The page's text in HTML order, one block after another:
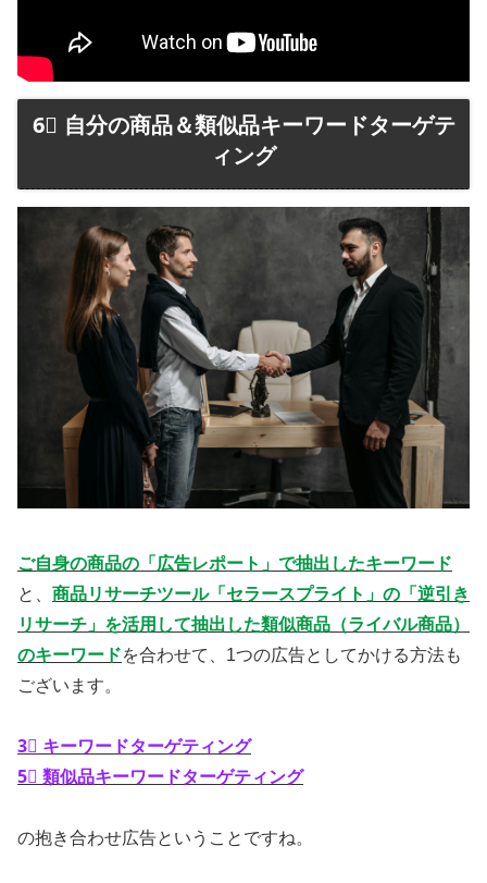
6⃣ 自分の商品＆類似品キーワードターゲテ
ィング
ご自身の商品の「広告レポート」で抽出したキーワード
と、 商品リサーチツール「セラースプライト」の「逆引き
リサーチ」を活用して抽出した類似商品（ライバル商品）
のキーワードを合わせて、1つの広告としてかける方法も
ございます。
3⃣ キーワードターゲティング
5⃣ 類似品キーワードターゲティング
の抱き合わせ広告ということですね。